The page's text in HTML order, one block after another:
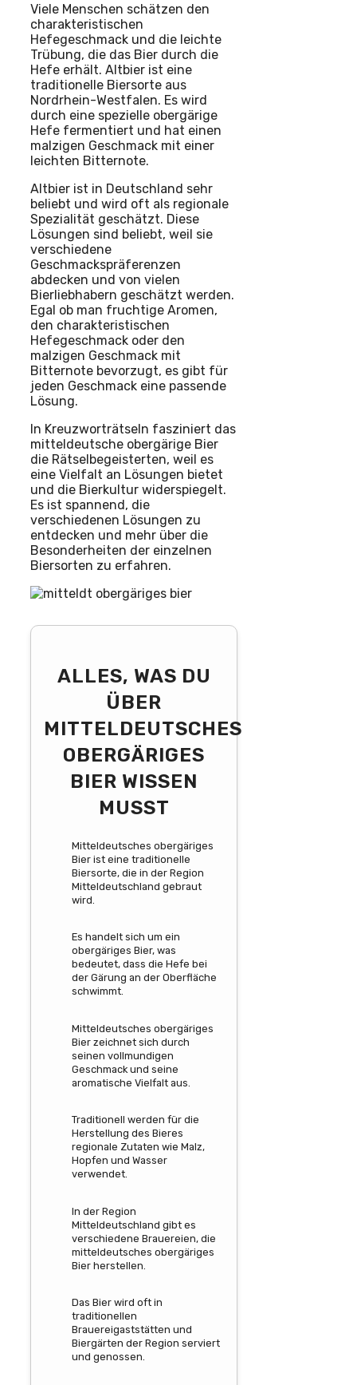
Viele Menschen schätzen den
charakteristischen
Hefegeschmack und die leichte
Trübung, die das Bier durch die
Hefe erhält. Altbier ist eine
traditionelle Biersorte aus
Nordrhein-Westfalen. Es wird
durch eine spezielle obergärige
Hefe fermentiert und hat einen
malzigen Geschmack mit einer
leichten Bitternote.
Altbier ist in Deutschland sehr
beliebt und wird oft als regionale
Spezialität geschätzt. Diese
Lösungen sind beliebt, weil sie
verschiedene
Geschmackspräferenzen
abdecken und von vielen
Bierliebhabern geschätzt werden.
Egal ob man fruchtige Aromen,
den charakteristischen
Hefegeschmack oder den
malzigen Geschmack mit
Bitternote bevorzugt, es gibt für
jeden Geschmack eine passende
Lösung.
In Kreuzworträtseln fasziniert das
mitteldeutsche obergärige Bier
die Rätselbegeisterten, weil es
eine Vielfalt an Lösungen bietet
und die Bierkultur widerspiegelt.
Es ist spannend, die
verschiedenen Lösungen zu
entdecken und mehr über die
Besonderheiten der einzelnen
Biersorten zu erfahren.
ALLES, WAS DU
ÜBER
MITTELDEUTSCHES
OBERGÄRIGES
BIER WISSEN
MUSST
Mitteldeutsches obergäriges
Bier ist eine traditionelle
Biersorte, die in der Region
Mitteldeutschland gebraut
wird.
Es handelt sich um ein
obergäriges Bier, was
bedeutet, dass die Hefe bei
der Gärung an der Oberfläche
schwimmt.
Mitteldeutsches obergäriges
Bier zeichnet sich durch
seinen vollmundigen
Geschmack und seine
aromatische Vielfalt aus.
Traditionell werden für die
Herstellung des Bieres
regionale Zutaten wie Malz,
Hopfen und Wasser
verwendet.
In der Region
Mitteldeutschland gibt es
verschiedene Brauereien, die
mitteldeutsches obergäriges
Bier herstellen.
Das Bier wird oft in
traditionellen
Brauereigaststätten und
Biergärten der Region serviert
und genossen.